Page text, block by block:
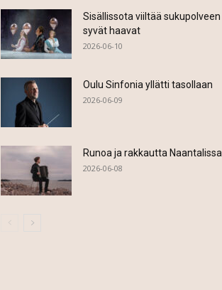
Sisällissota viiltää sukupolveen
syvät haavat
2026-06-10
Oulu Sinfonia yllätti tasollaan
2026-06-09
Runoa ja rakkautta Naantalissa
2026-06-08